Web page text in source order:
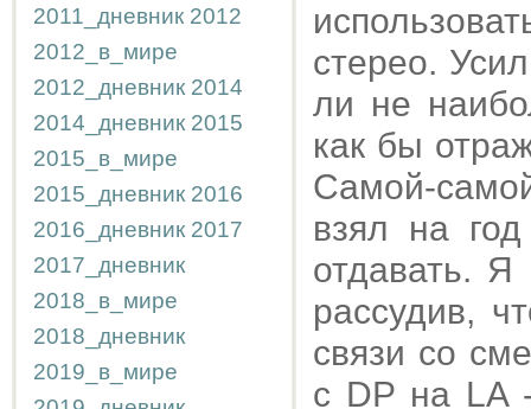
2011_дневник 2012
2012_в_мире
2012_дневник 2014
2014_дневник 2015
2015_в_мире
2015_дневник 2016
2016_дневник 2017
2017_дневник
2018_в_мире
2018_дневник
2019_в_мире
стерео.
ли не
как бы
Самой-
взял на
отдавать. Я
рассудив,
связи со
с DP на LA